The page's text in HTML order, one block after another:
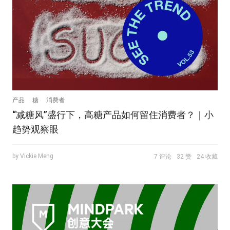
产品 糖 消费者
“减糖风”盛行下，高糖产品如何留住消费者？｜小
趋势观察眼
by Vickie Meng 7 评论 32 赞 24 收藏